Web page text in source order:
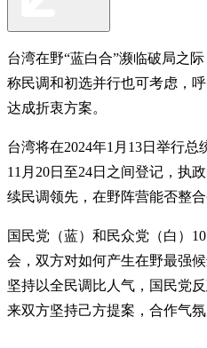
台湾在野“蓝白合”濒临破局之
称民调和初选并行也可考虑，
达成折衷方案。
台湾将在2024年1月13日举行
11月20日至24日之间登记，执
续民调领先，在野阵营能否整合
国民党（蓝）和民众党（白）
会，双方对如何产生在野最强
坚持以全民调比人气，国民党
来双方坚持己方提案，合作气氛